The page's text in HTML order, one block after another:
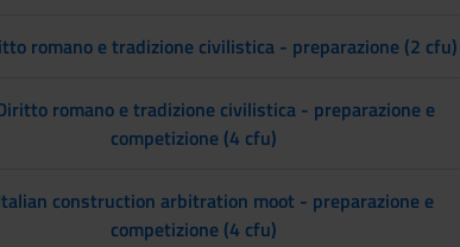
romano e tradizione civilistica - preparazione (2 cfu)
romano e tradizione civilistica - preparazione e
competizione (4 cfu)
construction arbitration moot - preparazione e
competizione (4 cfu)